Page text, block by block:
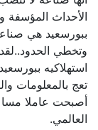
الأحداث المؤسفة
ببورسعيد هي صناعة
وتخطي
استهلاكيه
تعج بالمعلومات
أصبحت عاملا
العالمي.